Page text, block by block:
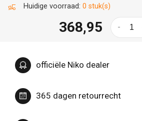
Huidige voorraad: 0 stuk(s)
368,95 -
officiële Niko dealer
365 dagen retourrecht